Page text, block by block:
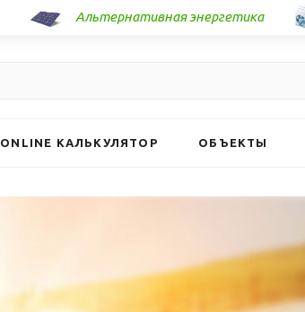
Альтернативная энергетика
ONLINE КАЛЬКУЛЯТОР ОБЪЕКТЫ